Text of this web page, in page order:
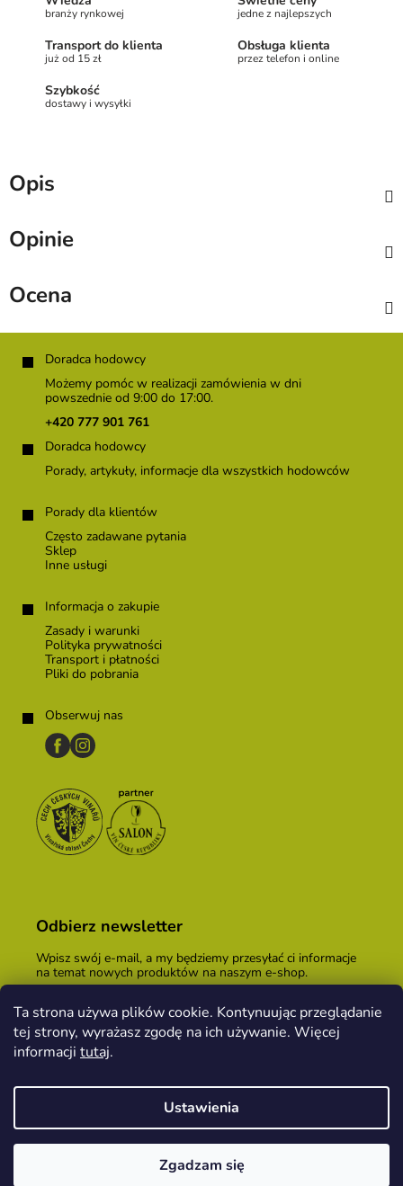
Ta strona używa plików cookie. Kontynuując przeglądanie
tej strony, wyrażasz zgodę na ich używanie. Więcej
informacji tutaj.
Ustawienia
Zgadzam się
branży rynkowej jedne z najlepszych
Transport do klienta
już od 15 zł
Obsługa klienta
przez telefon i online
Szybkość
dostawy i wysyłki
Opis
Opinie
Ocena
Doradca hodowcy
Możemy pomóc w realizacji zamówienia w dni
powszednie od 9:00 do 17:00.
+420 777 901 761
Doradca hodowcy
Porady, artykuły, informacje dla wszystkich hodowców
Porady dla klientów
Często zadawane pytania
Sklep
Inne usługi
Informacja o zakupie
Zasady i warunki
Polityka prywatności
Transport i płatności
Pliki do pobrania
Obserwuj nas
Odbierz newsletter
Wpisz swój e-mail, a my będziemy przesyłać ci informacje
na temat nowych produktów na naszym e-shop.
Podając adres e-mail, zgadzasz się zwarunkami
handlowymi
ZALOGUJ SIĘ
Opracował Shoptet&PekneWeby
Kopeček dom winiarski